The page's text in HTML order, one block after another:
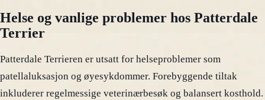
Helse og vanlige problemer hos Patterdale
Terrier
Patterdale Terrieren er utsatt for helseproblemer som
patellaluksasjon og øyesykdommer. Forebyggende tiltak
inkluderer regelmessige veterinærbesøk og balansert kosthold.